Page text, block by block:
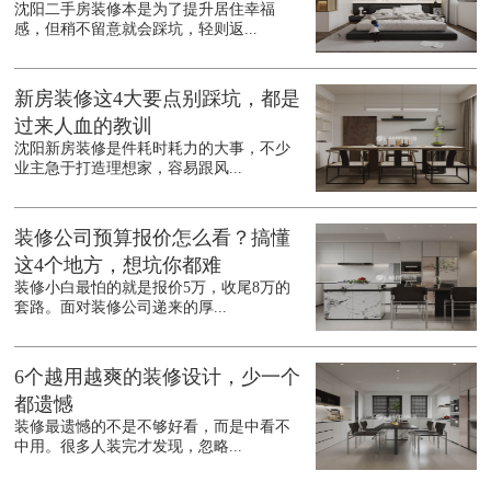
沈阳二手房装修本是为了提升居住幸福
感，但稍不留意就会踩坑，轻则返...
新房装修这4大要点别踩坑，都是
过来人血的教训
沈阳新房装修是件耗时耗力的大事，不少
业主急于打造理想家，容易跟风...
装修公司预算报价怎么看？搞懂
这4个地方，想坑你都难
装修小白最怕的就是报价5万，收尾8万的
套路。面对装修公司递来的厚...
6个越用越爽的装修设计，少一个
都遗憾
装修最遗憾的不是不够好看，而是中看不
中用。很多人装完才发现，忽略...